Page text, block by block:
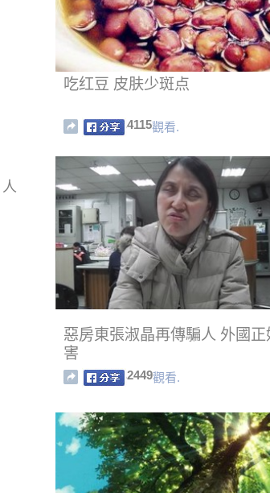
吃红豆 皮肤少斑点
4115觀看.
惡房東張淑晶再傳騙人 外國正
害
2449觀看.